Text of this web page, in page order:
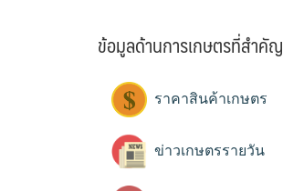
ข้อมูลด้านการเกษตรที่สำคัญ
ราคาสินค้าเกษตร
ข่าวเกษตรรายวัน